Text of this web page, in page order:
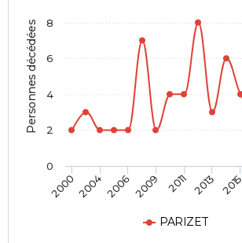
Personnes décédées
PARIZET
2000200420062009 2011 2013 2015
0
2
4
6
8